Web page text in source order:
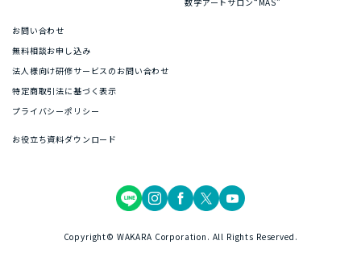
お問い合わせ
無料相談お申し込み
法人様向け研修サービスのお問い合わせ
特定商取引法に基づく表示
プライバシーポリシー
お役立ち資料ダウンロード
Copyright© WAKARA Corporation. All Rights Reserved.